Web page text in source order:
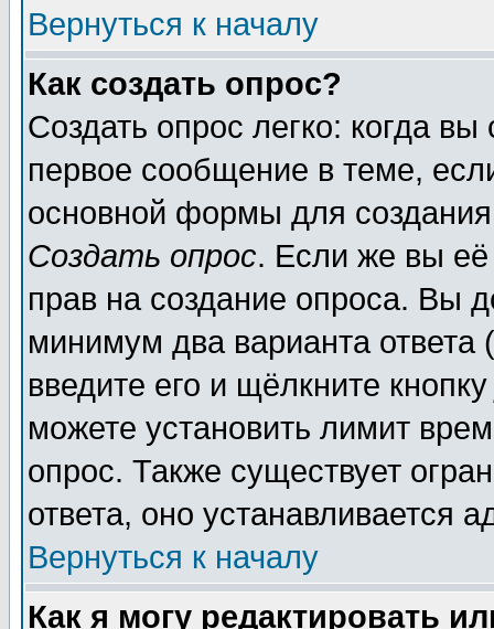
Вернуться к началу
Как создать опрос?
Создать опрос легко: когда
первое сообщение в теме,
основной формы для
Создать опрос. Если же вы её
прав на создание опроса. Вы
минимум два варианта ответа
введите его и щёлкните
можете установить лимит
опрос. Также существует
ответа, оно устанавливается
Вернуться к началу
Как я могу редактировать